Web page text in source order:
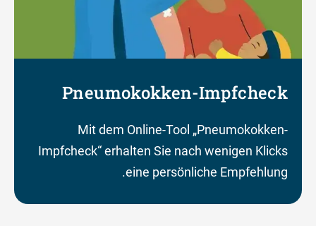
Pneumokokken-Impfcheck
Mit dem Online-Tool „Pneumokokken-
Impfcheck“ erhalten Sie nach wenigen Klicks
eine persönliche Empfehlung.